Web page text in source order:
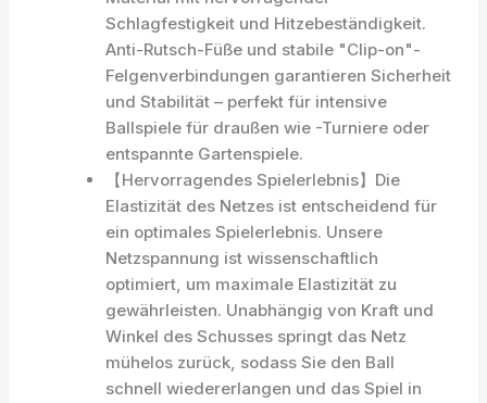
Schlagfestigkeit und Hitzebeständigkeit.
Anti-Rutsch-Füße und stabile "Clip-on"-
Felgenverbindungen garantieren Sicherheit
und Stabilität – perfekt für intensive
Ballspiele für draußen wie -Turniere oder
entspannte Gartenspiele.
【Hervorragendes Spielerlebnis】Die
Elastizität des Netzes ist entscheidend für
ein optimales Spielerlebnis. Unsere
Netzspannung ist wissenschaftlich
optimiert, um maximale Elastizität zu
gewährleisten. Unabhängig von Kraft und
Winkel des Schusses springt das Netz
mühelos zurück, sodass Sie den Ball
schnell wiedererlangen und das Spiel in